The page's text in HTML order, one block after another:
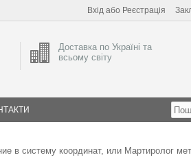
Вхід або Реєстрація
Доставка по Україні та
всьому світу
в систему координат, или Мартиролог